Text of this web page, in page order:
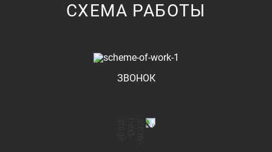
СХЕМА РАБОТЫ
ЗВОНОК